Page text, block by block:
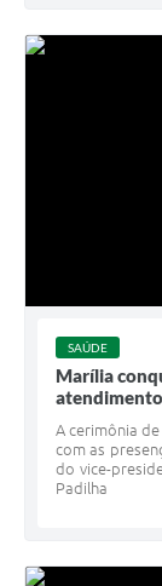
SAÚDE
Marília
A cerimônia
com as
do vice-
Padilha